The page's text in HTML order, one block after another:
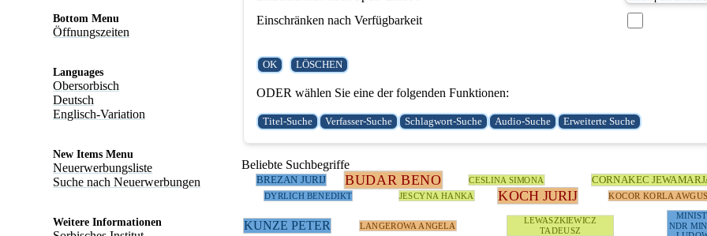
Bottom Menu
Öffnungszeiten
Languages
Obersorbisch
Deutsch
Englisch-Variation
New Items Menu
Neuerwerbungsliste
Suche nach Neuerwerbungen
Weitere Informationen
Einschränken nach Verfügbarkeit
ODER wählen Sie eine der folgenden Funktionen:
Beliebte Suchbegriffe
BREZAN JURIJ BUDAR BENO CESLINA SIMONA CORNAKEC
DYRLICH BENEDIKT JESCYNA HANKA KOCH JURIJ KOCOR KORLA
KUNZE PETER LANGEROWA ANGELA
LEWASZKIEWICZ
TADEUSZ
NDR